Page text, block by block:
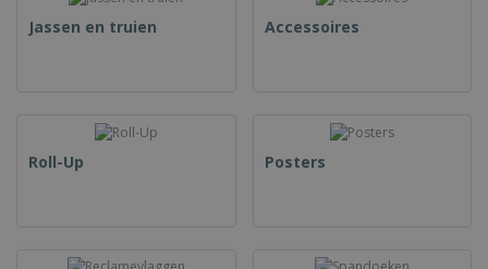
Jassen en truien Accessoires
Roll-Up Posters